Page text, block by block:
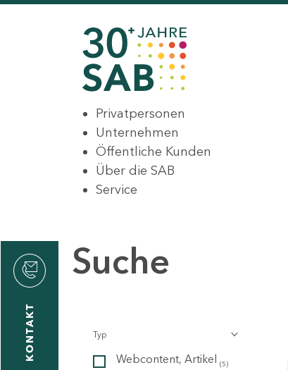
Privatpersonen
Unternehmen
Öffentliche Kunden
Über die SAB
Service
KONTAKT
Suche
Typ
Webcontent, Artikel (5)